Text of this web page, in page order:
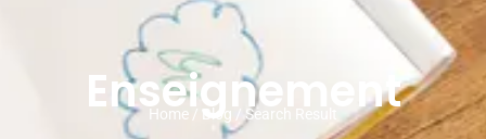
Enseignement
Home / Blog / Search Result